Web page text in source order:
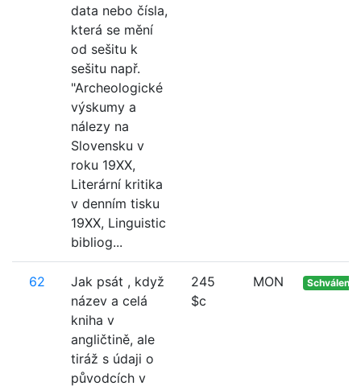
data nebo čísla,
která se mění
od sešitu k
sešitu např.
"Archeologické
výskumy a
nálezy na
Slovensku v
roku 19XX,
Literární kritika
v denním tisku
19XX, Linguistic
bibliog...
62
Jak psát , když
název a celá
kniha v
angličtině, ale
tiráž s údaji o
původcích v
245
$c
MON Schváleno